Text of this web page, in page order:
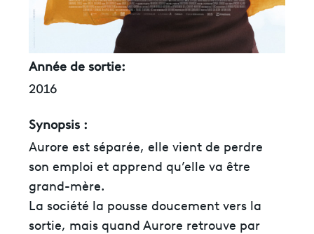
Année de sortie:
2016
Synopsis :
Aurore est séparée, elle vient de perdre
son emploi et apprend qu’elle va être
grand-mère.
La société la pousse doucement vers la
sortie, mais quand Aurore retrouve par